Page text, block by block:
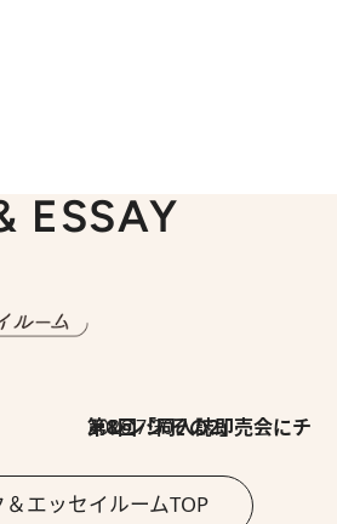
ESSAY
2026.7.30
第8回「同人誌即売会にチャレンジ その2」
エッセイルームTOP